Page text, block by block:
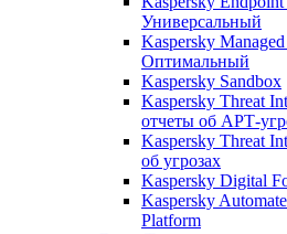
Универсальный
Kaspersky
Оптимальный
Kaspersky Sandbox
Kaspersky Threat
отчеты об АРТ-
Kaspersky Threat
об угрозах
Kaspersky Digital
Kaspersky
Platform